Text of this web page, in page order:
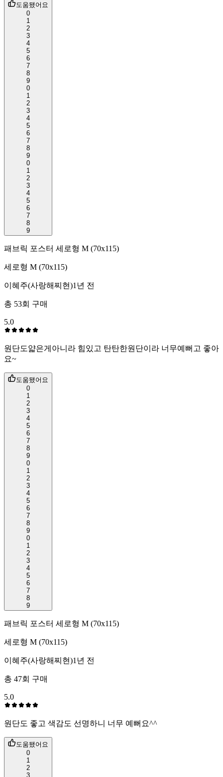
도움됐어요
0
1
2
3
4
5
6
7
8
9
0
1
2
3
4
5
6
7
8
9
0
1
2
3
4
5
6
7
8
9
패브릭 포스터 세로형 M (70x115)
세로형 M (70x115)
이혜주(사랑해찌현)1년 전
총 53회 구매
5.0
원단도얇은게아니라 힘있고 탄탄한원단이라 너무예뻐고 좋아
요~
도움됐어요
0
1
2
3
4
5
6
7
8
9
0
1
2
3
4
5
6
7
8
9
0
1
2
3
4
5
6
7
8
9
패브릭 포스터 세로형 M (70x115)
세로형 M (70x115)
이혜주(사랑해찌현)1년 전
총 47회 구매
5.0
원단도 좋고 색감도 선명하니 너무 예뻐요^^
도움됐어요
0
1
2
3